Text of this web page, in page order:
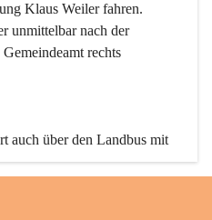
Klaus Weiler fahren.
unmittelbar nach der
rechts
auch über den Landbus mit
zu erreichen. Die Linie